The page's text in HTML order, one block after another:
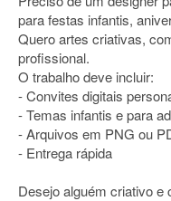
para festas infantis,
Quero artes criativas,
profissional.
O trabalho deve incluir:
- Convites digitais
- Temas infantis e para
- Arquivos em PNG ou
- Entrega rápida
Desejo alguém criativo e